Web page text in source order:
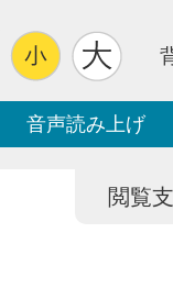
音声読み上げ
閲覧